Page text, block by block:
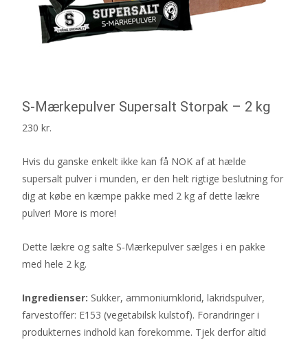
S-Mærkepulver Supersalt Storpak – 2 kg
230 kr.
Hvis du ganske enkelt ikke kan få NOK af at hælde
supersalt pulver i munden, er den helt rigtige beslutning for
dig at købe en kæmpe pakke med 2 kg af dette lækre
pulver! More is more!
Dette lækre og salte S-Mærkepulver sælges i en pakke
med hele 2 kg.
Ingredienser: Sukker, ammoniumklorid, lakridspulver,
farvestoffer: E153 (vegetabilsk kulstof). Forandringer i
produkternes indhold kan forekomme. Tjek derfor altid